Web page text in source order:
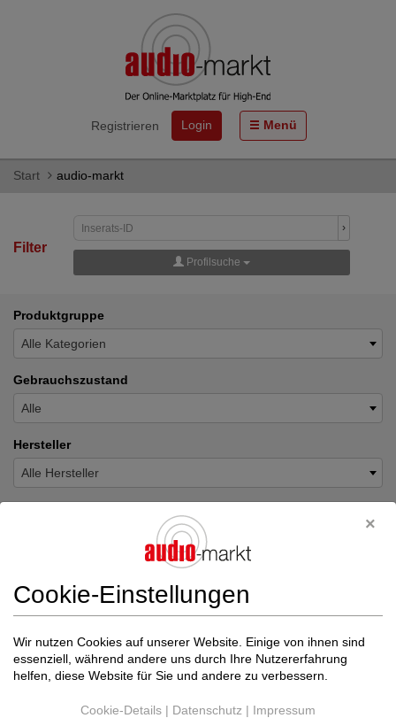
Registrieren Login Menü
Start audio-markt
Filter
›
Profilsuche
Produktgruppe
Alle Kategorien
Gebrauchszustand
Alle
Hersteller
Alle Hersteller
Benutzertyp
Alle
Cookie-Einstellungen
Wir nutzen Cookies auf unserer Website. Einige von ihnen sind
essenziell, während andere uns durch Ihre Nutzererfahrung
helfen, diese Website für Sie und andere zu verbessern.
Cookie-Details | Datenschutz | Impressum